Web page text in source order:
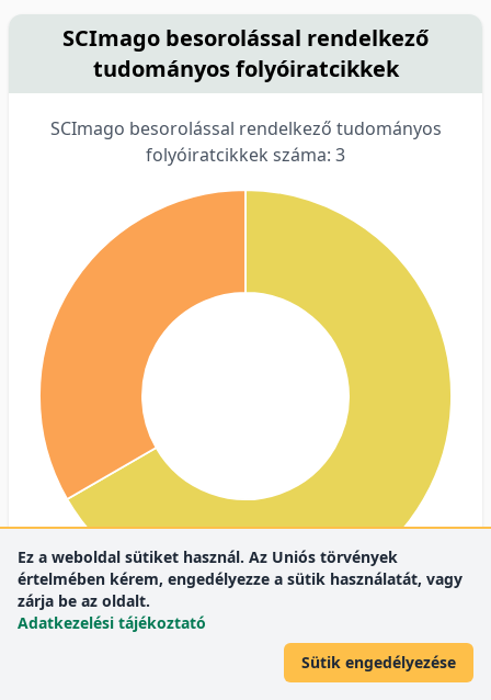
SCImago besorolással rendelkező
tudományos folyóiratcikkek
SCImago besorolással rendelkező tudományos
folyóiratcikkek száma: 3
1 (33,3%)
Ez a weboldal sütiket használ. Az Uniós törvények
értelmében kérem, engedélyezze a sütik használatát, vagy
zárja be az oldalt.
Adatkezelési tájékoztató
Sütik engedélyezése